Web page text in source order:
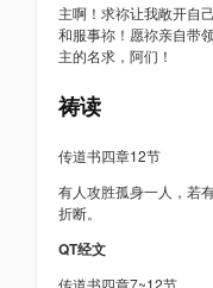
主啊！求祢让我敞开自
和服事祢！愿祢亲自带
主的名求，阿们！
祷读
传道书四章12节
有人攻胜孤身一人，若
折断。
QT经文
传道书四章7~12节